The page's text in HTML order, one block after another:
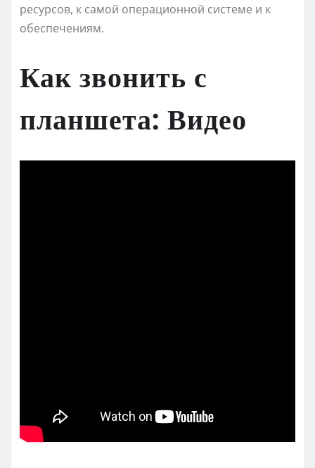
ресурсов, к самой операционной системе и к
обеспечениям.
Как звонить с
планшета: Видео